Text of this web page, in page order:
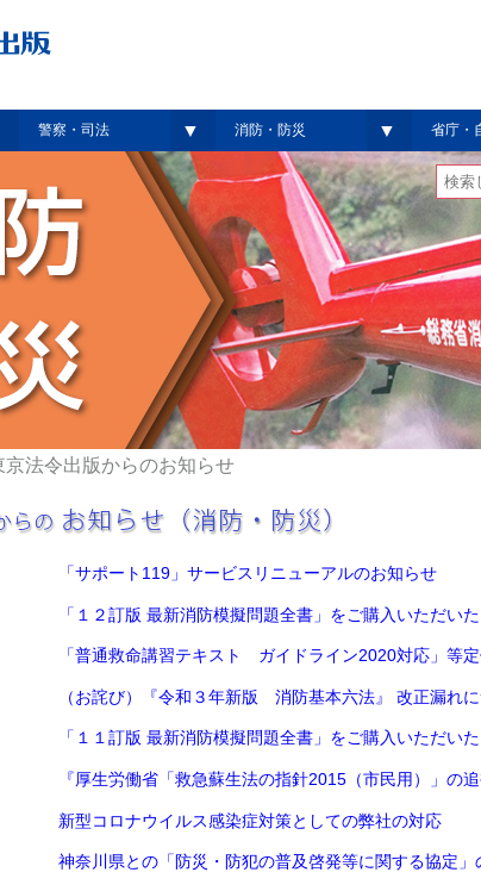
警察・司法 ▼ 消防・防災 ▼ 省庁・
法令出版からのお知らせ
「サポート119」サービスリニューアルのお知らせ
「１２訂版 最新消防模擬問題全書」をご購入いただい
「普通救命講習テキスト ガイドライン2020対応」等
（お詫び）『令和３年新版 消防基本六法』 改正漏れ
「１１訂版 最新消防模擬問題全書」をご購入いただい
『厚生労働省「救急蘇生法の指針2015（市民用）」の
新型コロナウイルス感染症対策としての弊社の対応
神奈川県との「防災・防犯の普及啓発等に関する協定」